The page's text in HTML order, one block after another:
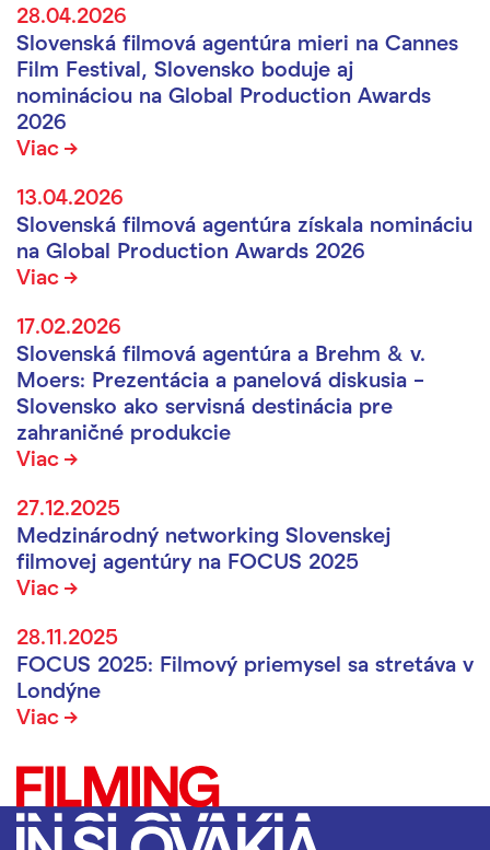
28.04.2026
Slovenská filmová agentúra mieri na Cannes
Film Festival, Slovensko boduje aj
nomináciou na Global Production Awards
2026
Viac
13.04.2026
Slovenská filmová agentúra získala nomináciu
na Global Production Awards 2026
Viac
17.02.2026
Slovenská filmová agentúra a Brehm & v.
Moers: Prezentácia a panelová diskusia –
Slovensko ako servisná destinácia pre
zahraničné produkcie
Viac
27.12.2025
Medzinárodný networking Slovenskej
filmovej agentúry na FOCUS 2025
Viac
28.11.2025
FOCUS 2025: Filmový priemysel sa stretáva v
Londýne
Viac